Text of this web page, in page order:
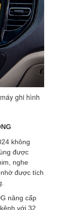
ghi hình
không
được
nghe
được tích
nâng cấp
với 32